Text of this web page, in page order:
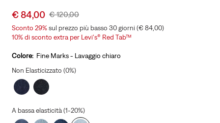
Sale
price
is
€ 84,00 Original
Price
Was
€ 120,00
Sconto 29%sul prezzo più basso 30 giorni (€ 84,00)
10% di sconto extra per Levi's® Red Tab™
Colore: Fine Marks - Lavaggio chiaro
Non Elasticizzato (0%)
A bassa elasticità (1-20%)